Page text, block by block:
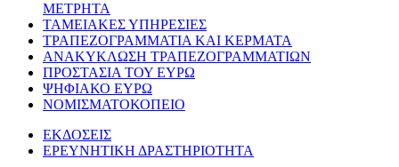
ΜΕΤΡΗΤΑ
ΤΑΜΕΙΑΚΕΣ ΥΠΗΡΕΣΙΕΣ
ΤΡΑΠΕΖΟΓΡΑΜΜΑΤΙΑ ΚΑΙ ΚΕΡΜΑΤΑ
ΑΝΑΚΥΚΛΩΣΗ ΤΡΑΠΕΖΟΓΡΑΜΜΑΤΙΩΝ
ΠΡΟΣΤΑΣΙΑ ΤΟΥ ΕΥΡΩ
ΨΗΦΙΑΚΟ ΕΥΡΩ
ΝΟΜΙΣΜΑΤΟΚΟΠΕΙΟ
ΕΚΔΟΣΕΙΣ
ΕΡΕΥΝΗΤΙΚΗ ΔΡΑΣΤΗΡΙΟΤΗΤΑ